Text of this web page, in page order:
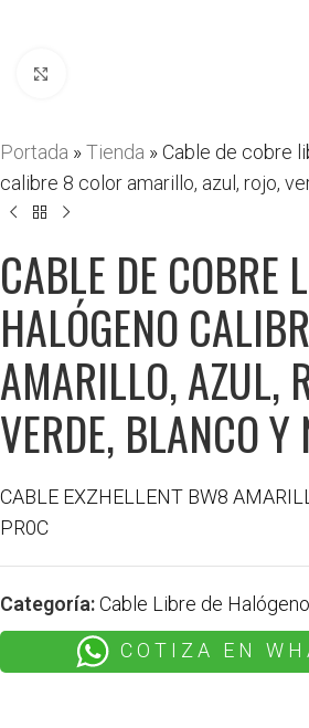
Portada »Tienda »Cable de cobre
calibre 8 color amarillo, azul, rojo,
CABLE DE COBRE
HALÓGENO
AMARILLO, AZUL,
VERDE, BLANCO Y
CABLE EXZHELLENT BW8
PR0C
Categoría:Cable Libre de Halógeno
COTIZA EN